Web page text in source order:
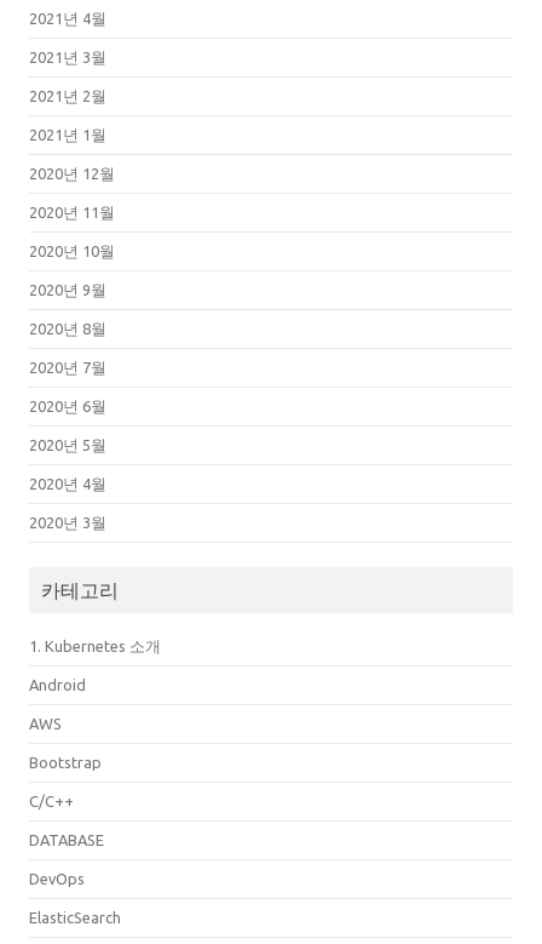
2021년 4월
2021년 3월
2021년 2월
2021년 1월
2020년 12월
2020년 11월
2020년 10월
2020년 9월
2020년 8월
2020년 7월
2020년 6월
2020년 5월
2020년 4월
2020년 3월
카테고리
1. Kubernetes 소개
Android
AWS
Bootstrap
C/C++
DATABASE
DevOps
ElasticSearch